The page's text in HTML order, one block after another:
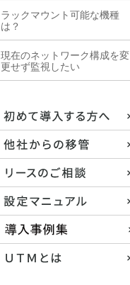
ラックマウント可能な機種
は？
現在のネットワーク構成を変
更せず監視したい